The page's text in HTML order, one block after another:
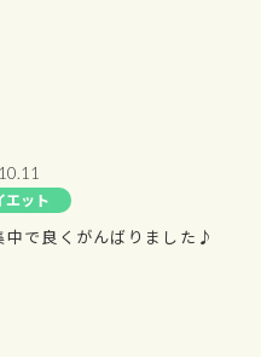
エット
中で良くがんばりました♪